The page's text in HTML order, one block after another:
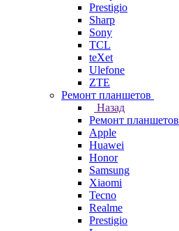
Prestigio
Sharp
Sony
TCL
teXet
Ulefone
ZTE
Ремонт планшетов
Назад
Ремонт планшетов
Apple
Huawei
Honor
Samsung
Xiaomi
Tecno
Realme
Prestigio